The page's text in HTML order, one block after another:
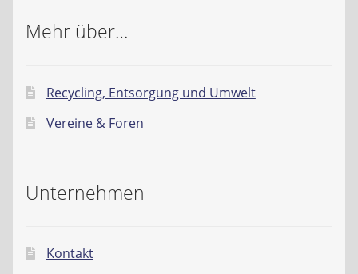
Mehr über…
Recycling, Entsorgung und Umwelt
Vereine & Foren
Unternehmen
Kontakt